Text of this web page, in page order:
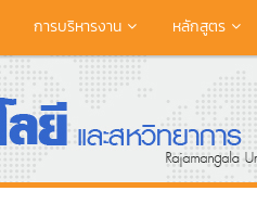
การบริหารงาน หลักสูตร